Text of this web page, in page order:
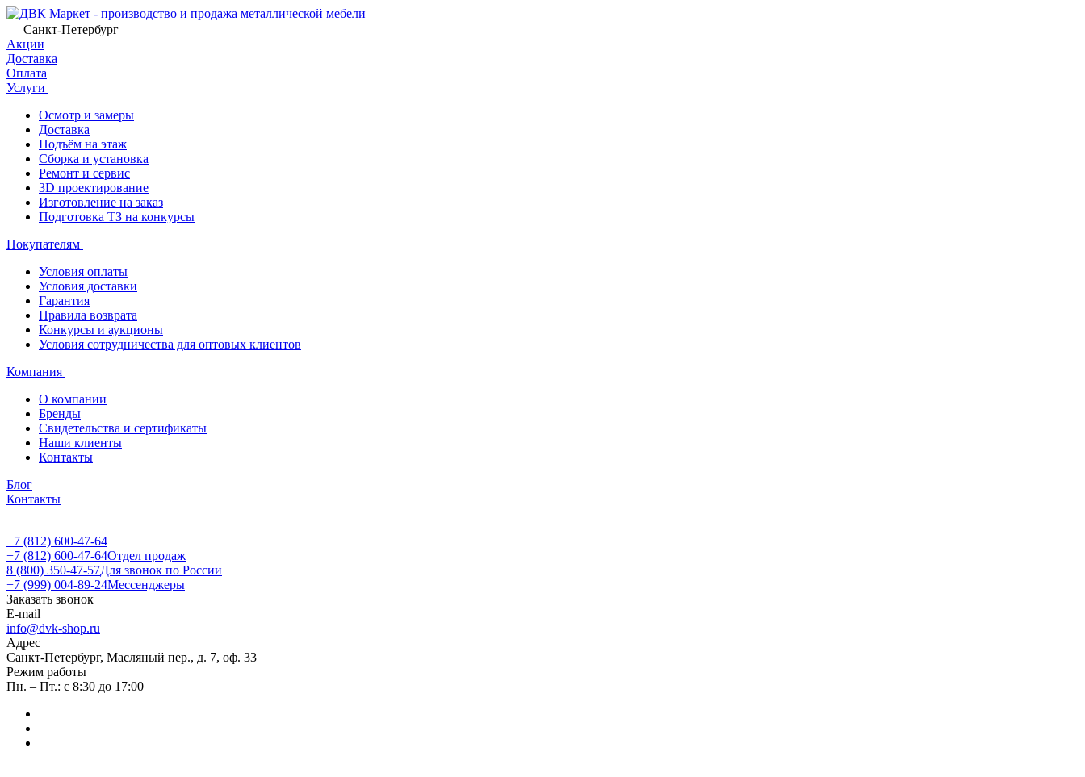
Санкт-Петербург
Акции
Доставка
Оплата
Услуги
Осмотр и замеры
Доставка
Подъём на этаж
Сборка и установка
Ремонт и сервис
3D проектирование
Изготовление на заказ
Подготовка ТЗ на конкурсы
Покупателям
Условия оплаты
Условия доставки
Гарантия
Правила возврата
Конкурсы и аукционы
Условия сотрудничества для оптовых клиентов
Компания
О компании
Бренды
Свидетельства и сертификаты
Наши клиенты
Контакты
Блог
Контакты
+7 (812) 600-47-64
+7 (812) 600-47-64Отдел продаж
8 (800) 350-47-57Для звонок по России
+7 (999) 004-89-24Мессенджеры
Заказать звонок
E-mail
info@dvk-shop.ru
Адрес
Санкт-Петербург, Масляный пер., д. 7, оф. 33
Режим работы
Пн. – Пт.: с 8:30 до 17:00